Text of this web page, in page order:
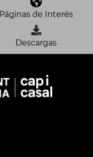
Páginas de Interés
Descargas